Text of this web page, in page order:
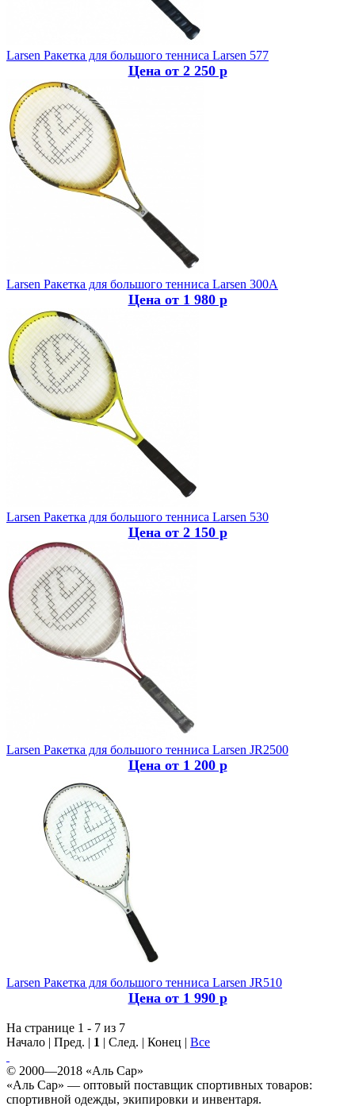
Larsen Ракетка для большого тенниса Larsen 577
Цена от 2 250 р
Larsen Ракетка для большого тенниса Larsen 300A
Цена от 1 980 р
Larsen Ракетка для большого тенниса Larsen 530
Цена от 2 150 р
Larsen Ракетка для большого тенниса Larsen JR2500
Цена от 1 200 р
Larsen Ракетка для большого тенниса Larsen JR510
Цена от 1 990 р
На странице 1 - 7 из 7
Начало | Пред. | 1 | След. | Конец | Все
© 2000—2018 «Аль Сар»
«Аль Сар» — оптовый поставщик спортивных товаров:
спортивной одежды, экипировки и инвентаря.